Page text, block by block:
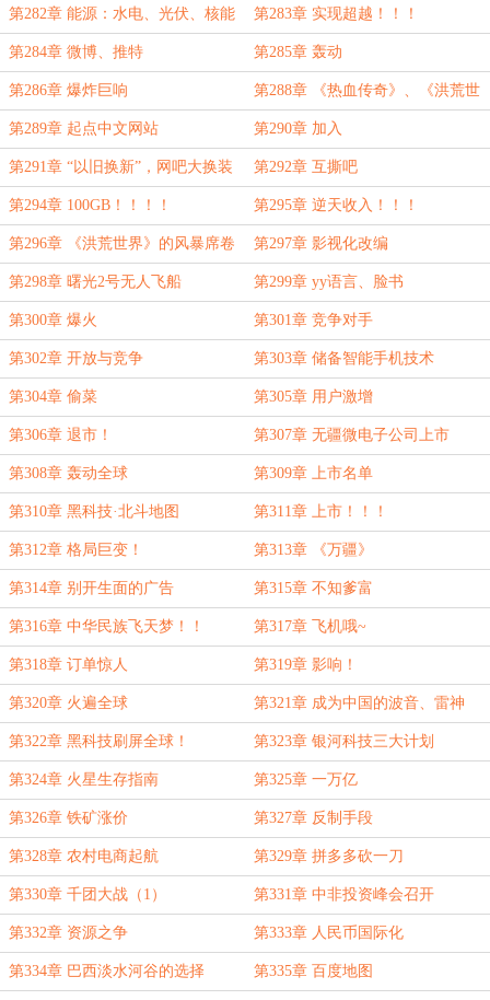
第282章 能源：水电、光伏、核能 第283章 实现超越！！！
第284章 微博、推特 第285章 轰动
第286章 爆炸巨响 第288章 《热血传奇》、《洪荒世
界：三族争霸》
第289章 起点中文网站 第290章 加入
第291章 “以旧换新”，网吧大换装 第292章 互撕吧
第294章 100GB！！！！ 第295章 逆天收入！！！
第296章 《洪荒世界》的风暴席卷
全球
第297章 影视化改编
第298章 曙光2号无人飞船 第299章 yy语言、脸书
第300章 爆火 第301章 竞争对手
第302章 开放与竞争 第303章 储备智能手机技术
第304章 偷菜 第305章 用户激增
第306章 退市！ 第307章 无疆微电子公司上市
第308章 轰动全球 第309章 上市名单
第310章 黑科技·北斗地图 第311章 上市！！！
第312章 格局巨变！ 第313章 《万疆》
第314章 别开生面的广告 第315章 不知爹富
第316章 中华民族飞天梦！！ 第317章 飞机哦~
第318章 订单惊人 第319章 影响！
第320章 火遍全球 第321章 成为中国的波音、雷神
第322章 黑科技刷屏全球！ 第323章 银河科技三大计划
第324章 火星生存指南 第325章 一万亿
第326章 铁矿涨价 第327章 反制手段
第328章 农村电商起航 第329章 拼多多砍一刀
第330章 千团大战（1） 第331章 中非投资峰会召开
第332章 资源之争 第333章 人民币国际化
第334章 巴西淡水河谷的选择 第335章 百度地图